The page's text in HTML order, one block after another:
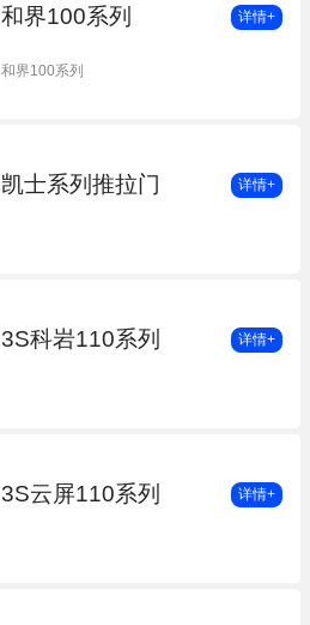
和界100系列 详情+
和界100系列
凯士系列推拉门 详情+
3S科岩110系列 详情+
3S云屏110系列 详情+